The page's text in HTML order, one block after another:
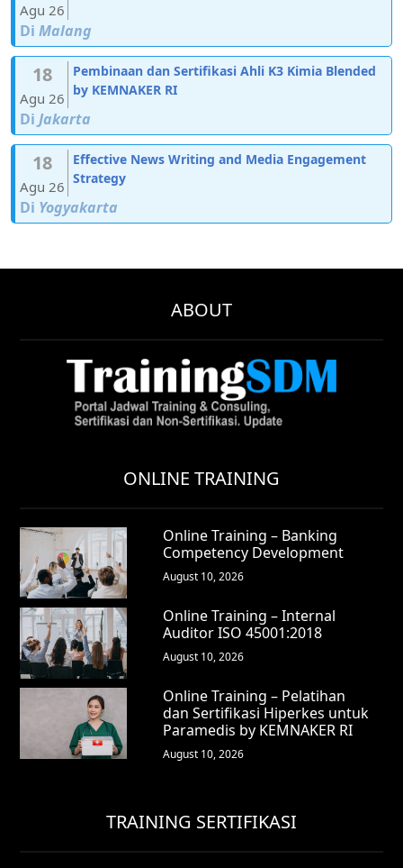
Agu 26
Di Malang
18
Agu 26
Pembinaan dan Sertifikasi Ahli K3 Kimia Blended
by KEMNAKER RI
Di Jakarta
18
Agu 26
Effective News Writing and Media Engagement
Strategy
Di Yogyakarta
ABOUT
ONLINE TRAINING
Online Training – Banking
Competency Development
August 10, 2026
Online Training – Internal
Auditor ISO 45001:2018
August 10, 2026
Online Training – Pelatihan
dan Sertifikasi Hiperkes untuk
Paramedis by KEMNAKER RI
August 10, 2026
TRAINING SERTIFIKASI